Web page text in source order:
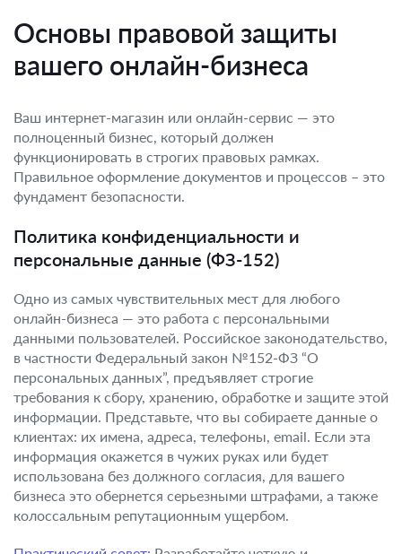
Основы правовой защиты
вашего онлайн-бизнеса
Ваш интернет-магазин или онлайн-сервис — это
полноценный бизнес, который должен
функционировать в строгих правовых рамках.
Правильное оформление документов и процессов – это
фундамент безопасности.
Политика конфиденциальности и
персональные данные (ФЗ-152)
Одно из самых чувствительных мест для любого
онлайн-бизнеса — это работа с персональными
данными пользователей. Российское законодательство,
в частности Федеральный закон №152-ФЗ “О
персональных данных”, предъявляет строгие
требования к сбору, хранению, обработке и защите этой
информации. Представьте, что вы собираете данные о
клиентах: их имена, адреса, телефоны, email. Если эта
информация окажется в чужих руках или будет
использована без должного согласия, для вашего
бизнеса это обернется серьезными штрафами, а также
колоссальным репутационным ущербом.